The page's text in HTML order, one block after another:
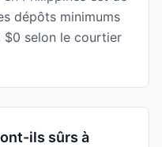
dépôts minimums
$0 selon le courtier
ils sûrs à